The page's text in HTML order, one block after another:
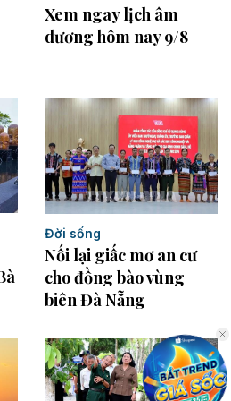
Xem ngay lịch âm
dương hôm nay 9/8
Đời sống
Nối lại giấc mơ an cư
cho đồng bào vùng
biên Đà Nẵng